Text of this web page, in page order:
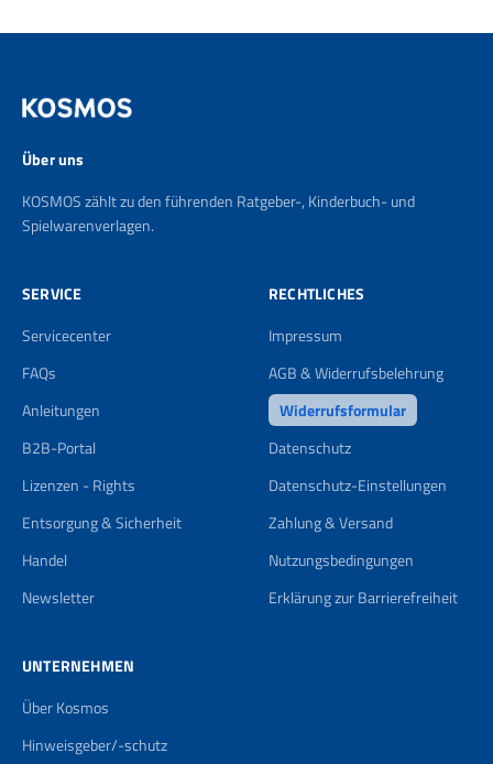
Über uns
KOSMOS zählt zu den führenden Ratgeber-, Kinderbuch- und
Spielwarenverlagen.
SERVICE
Servicecenter
FAQs
Anleitungen
B2B-Portal
Lizenzen - Rights
Entsorgung & Sicherheit
Handel
Newsletter
RECHTLICHES
Impressum
AGB & Widerrufsbelehrung
Widerrufsformular
Datenschutz
Datenschutz-Einstellungen
Zahlung & Versand
Nutzungsbedingungen
Erklärung zur Barrierefreiheit
UNTERNEHMEN
Über Kosmos
Hinweisgeber/-schutz